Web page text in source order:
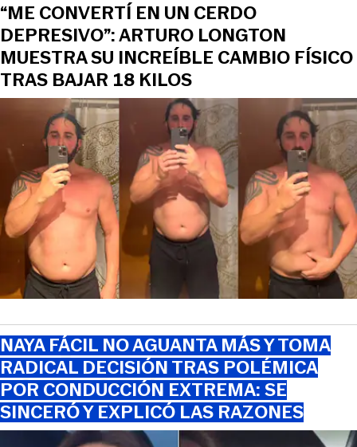
“ME CONVERTÍ EN UN CERDO
DEPRESIVO”: ARTURO LONGTON
MUESTRA SU INCREÍBLE CAMBIO FÍSICO
TRAS BAJAR 18 KILOS
NAYA FÁCIL NO AGUANTA MÁS Y TOMA
RADICAL DECISIÓN TRAS POLÉMICA
POR CONDUCCIÓN EXTREMA: SE
SINCERÓ Y EXPLICÓ LAS RAZONES